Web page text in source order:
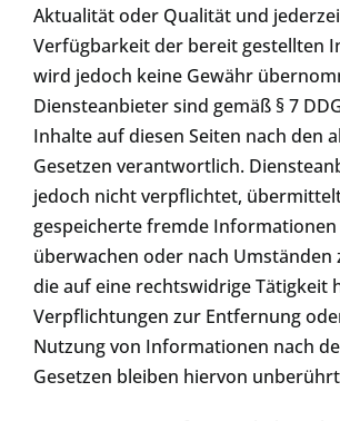
Aktualität oder Qualität und
Verfügbarkeit der bereit gestellten
wird jedoch keine Gewähr
Diensteanbieter sind gemäß § 7
Inhalte auf diesen Seiten nach den
Gesetzen verantwortlich.
jedoch nicht verpflichtet,
gespeicherte fremde Informationen
überwachen oder nach Umständen
die auf eine rechtswidrige Tätigkeit
Verpflichtungen zur Entfernung
Nutzung von Informationen nach
Gesetzen bleiben hiervon